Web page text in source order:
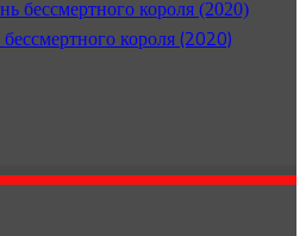
короля (2020)